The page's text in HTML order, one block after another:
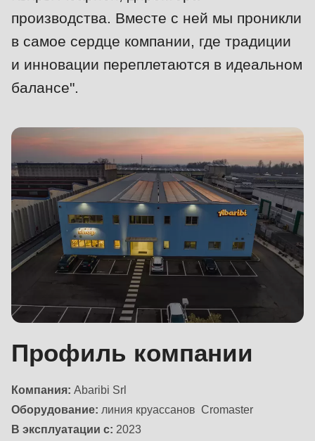
string
is
Drupal\rondo_contact\ContactService-
{closure}
(line
592
of
modules/custom/rondo_contact/src/ContactService.php).
Deprecated
mb_substr():
null
parameter
#1
($string)
производства. Вместе с ней мы проникли
в самое сердце компании, где традиции
и инновации переплетаются в идеальном
балансе".
Профиль
компании
Профиль компании
Компания: Abaribi Srl
Оборудование: линия круассанов Cromaster
В эксплуатации с: 2023
Interview